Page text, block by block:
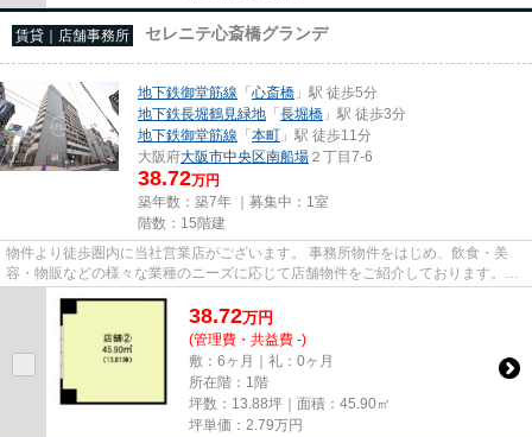
賃貸｜店舗事務所 セレニテ心斎橋グランデ
地下鉄御堂筋線 「心斎橋 」駅 徒歩5分
地下鉄長堀鶴見緑地 「長堀橋 」駅 徒歩3分
地下鉄御堂筋線 「本町 」駅 徒歩11分
大阪府大阪市中央区南船場 ２丁目7-6
38.72万円
築年数：築7年 ｜募集中： 1室
階数：15階建
物件より徒歩圏内に当社営業店がございます。 事務所物件をはじめ、飲食・美
容・物販などの様々な業種のニーズに応じて店舗物件をご紹介しております。
尚、弊社ではおとり広告は一切...
38.72万円
(管理費・共益費 -)
敷：6ヶ月｜礼：0ヶ月
所在階：1階
坪数：13.88坪｜面積：45.90㎡
坪単価： 2.79万円